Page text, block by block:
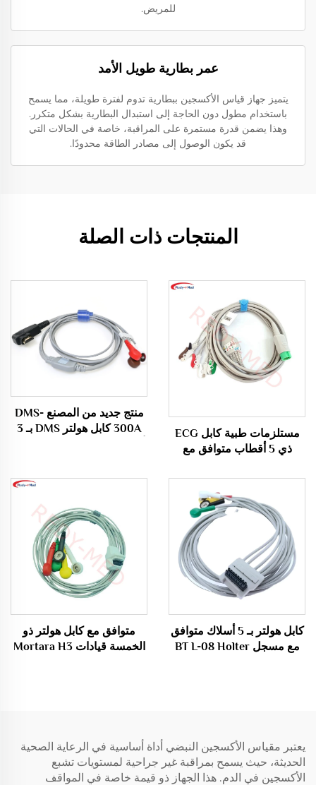
للمريض.
عمر بطارية طويل الأمد
يتميز جهاز قياس الأكسجين ببطارية تدوم لفترة طويلة، مما يسمح
باستخدام مطول دون الحاجة إلى استبدال البطارية بشكل متكرر.
وهذا يضمن قدرة مستمرة على المراقبة، خاصة في الحالات التي
قد يكون الوصول إلى مصادر الطاقة محدودًا.
المنتجات ذات الصلة
مستلزمات طبية كابل ECG
ذي 5 أقطاب متوافق مع
AHA/IEC
منتج جديد من المصنع DMS-
300A كابل هولتر DMS بـ 3
كابل هولتر بـ 5 أسلاك متوافق
مع مسجل BT L-08 Holter
متوافق مع كابل هولتر ذو
الخمسة قيادات Mortara H3
يعتبر مقياس الأكسجين النبضي أداة أساسية في الرعاية الصحية
الحديثة، حيث يسمح بمراقبة غير جراحية لمستويات تشبع
الأكسجين في الدم. هذا الجهاز ذو قيمة خاصة في المواقف